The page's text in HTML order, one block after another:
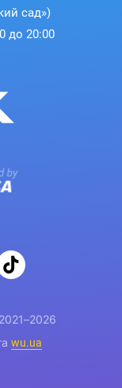
сад»)
до 20:00
wu.ua